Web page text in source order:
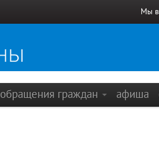
Мы в
обращения граждан афиша